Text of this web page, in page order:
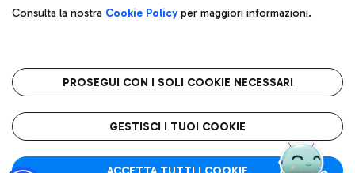
Gelateria
Wine Bar & Sparkling
Raggiungi l’aeroporto senza pensieri con il servizio di taxi a
Scopri la nostra offerta per una pausa gustosa in aeroporto
Mappa Aeroporto Fiumicino
Privacy policy
Note legali
Roma FCO
L'aeroporto stellato
Consulta la nostra Cookie Policyper maggiori informazioni.
PROSEGUI CON I SOLI COOKIE NECESSARI
GESTISCI I TUOI COOKIE